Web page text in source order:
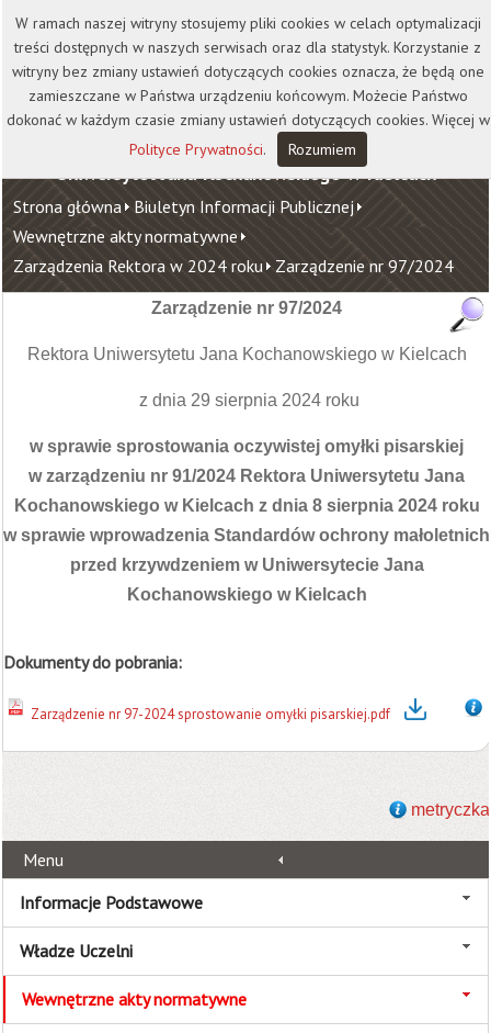
Kontakt Biblioteka
Wydawnictwo
Wirtualna Uczelnia
Uniwersytet Jana Kochanowskiego w Kielcach
Strona główna Biuletyn Informacji Publicznej
Wewnętrzne akty normatywne
Zarządzenia Rektora w 2024 roku Zarządzenie nr 97/2024
Zarządzenie nr 97/2024
Rektora Uniwersytetu Jana Kochanowskiego w Kielcach
z dnia 29 sierpnia 2024 roku
w sprawie sprostowania oczywistej omyłki pisarskiej
w zarządzeniu nr 91/2024 Rektora Uniwersytetu Jana
Kochanowskiego w Kielcach z dnia 8 sierpnia 2024 roku
w sprawie wprowadzenia Standardów ochrony małoletnich
przed krzywdzeniem w Uniwersytecie Jana
Kochanowskiego w Kielcach
Dokumenty do pobrania:
Zarządzenie nr 97-2024 sprostowanie omyłki pisarskiej.pdf
metryczka
Menu
Informacje Podstawowe
Władze Uczelni
Wewnętrzne akty normatywne
W ramach naszej witryny stosujemy pliki cookies w celach optymalizacji
treści dostępnych w naszych serwisach oraz dla statystyk. Korzystanie z
witryny bez zmiany ustawień dotyczących cookies oznacza, że będą one
zamieszczane w Państwa urządzeniu końcowym. Możecie Państwo
dokonać w każdym czasie zmiany ustawień dotyczących cookies. Więcej w
Polityce Prywatności. Rozumiem